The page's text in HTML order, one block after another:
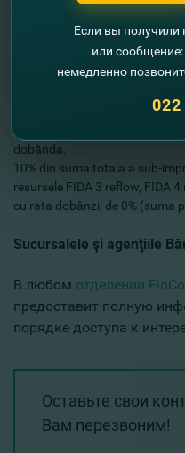
Gestionare a Programelor de
Totodată, se revizuieşte şi se
dobânda.
10% din suma totala a sub-
resursele FIDA 3 reflow, FIDA
cu rata dobânzii de 0% (suma
Sucursalele şi agenţiile
В любом отделении
предоставит полную
порядке доступа к
Оставьте свои
Вам перезвоним!
Если вы получили
или
немедленно
022